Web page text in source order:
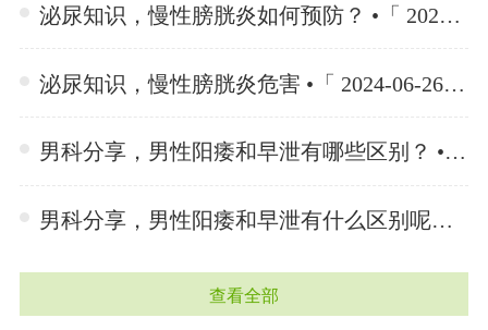
泌尿知识，慢性膀胱炎如何预防？ •「 2024-06-26 」
泌尿知识，慢性膀胱炎危害 •「 2024-06-26 」
男科分享，男性阳痿和早泄有哪些区别？ •「 2024-06-25 」
男科分享，男性阳痿和早泄有什么区别呢？ •「 2024-06-25 」
查看全部